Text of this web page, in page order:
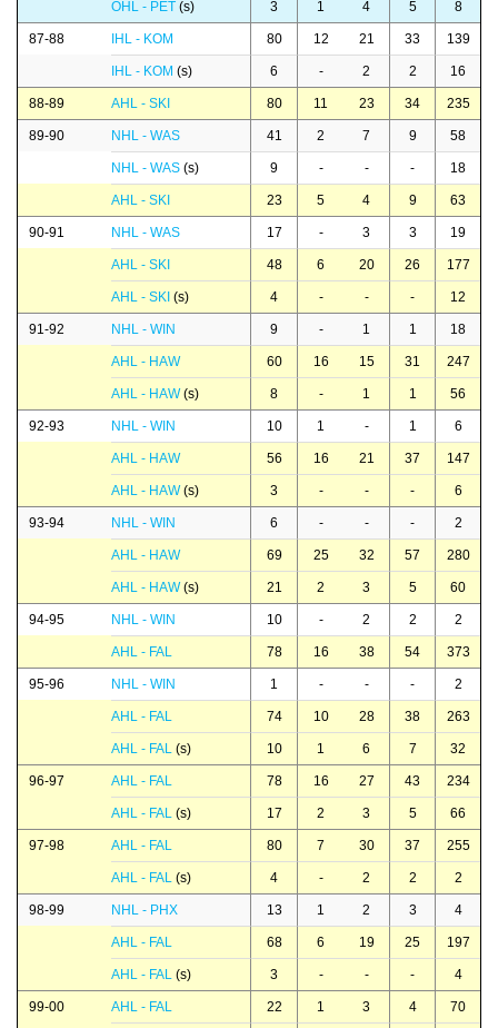
OHL - PET (s) 3 1 4 5 8
87-88 IHL - KOM 80 12 21 33 139
IHL - KOM (s) 6 - 2 2 16
88-89 AHL - SKI 80 11 23 34 235
89-90 NHL - WAS 41 2 7 9 58
NHL - WAS (s) 9 - - - 18
AHL - SKI 23 5 4 9 63
90-91 NHL - WAS 17 - 3 3 19
AHL - SKI 48 6 20 26 177
AHL - SKI (s) 4 - - - 12
91-92 NHL - WIN 9 - 1 1 18
AHL - HAW 60 16 15 31 247
AHL - HAW(s) 8 - 1 1 56
92-93 NHL - WIN 10 1 - 1 6
AHL - HAW 56 16 21 37 147
AHL - HAW(s) 3 - - - 6
93-94 NHL - WIN 6 - - - 2
AHL - HAW 69 25 32 57 280
AHL - HAW(s) 21 2 3 5 60
94-95 NHL - WIN 10 - 2 2 2
AHL - FAL 78 16 38 54 373
95-96 NHL - WIN 1 - - - 2
AHL - FAL 74 10 28 38 263
AHL - FAL (s) 10 1 6 7 32
96-97 AHL - FAL 78 16 27 43 234
AHL - FAL (s) 17 2 3 5 66
97-98 AHL - FAL 80 7 30 37 255
AHL - FAL (s) 4 - 2 2 2
98-99 NHL - PHX 13 1 2 3 4
AHL - FAL 68 6 19 25 197
AHL - FAL (s) 3 - - - 4
99-00 AHL - FAL 22 1 3 4 70